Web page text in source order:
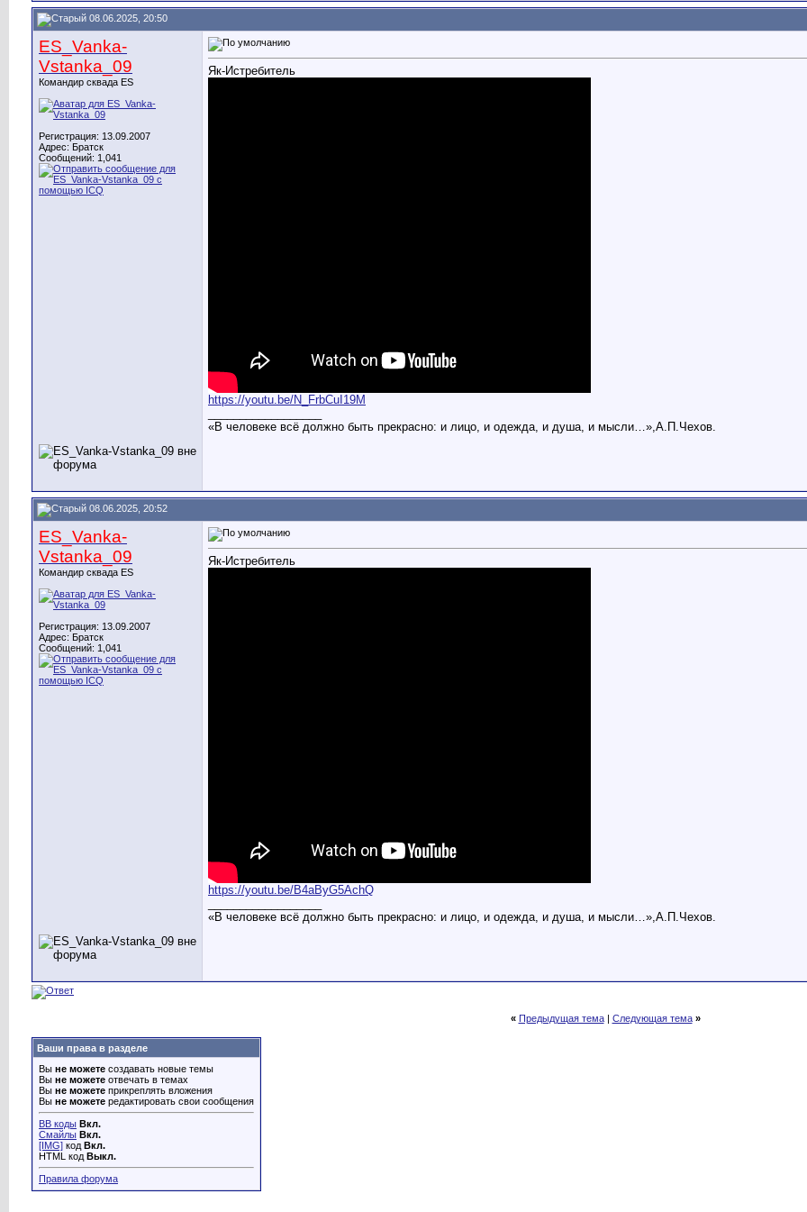
08.06.2025, 20:50
ES_Vanka-
Vstanka_09
Командир сквада ES
Регистрация: 13.09.2007
Адрес: Братск
Сообщений: 1,041
Як-Истребитель
https://youtu.be/N_FrbCuI19M
«В человеке всё должно быть прекрасно: и лицо, и одежда, и душа, и мысли…»,А.П.Чехов.
08.06.2025, 20:52
ES_Vanka-
Vstanka_09
Командир сквада ES
Регистрация: 13.09.2007
Адрес: Братск
Сообщений: 1,041
Як-Истребитель
https://youtu.be/B4aByG5AchQ
«В человеке всё должно быть прекрасно: и лицо, и одежда, и душа, и мысли…»,А.П.Чехов.
« Предыдущая тема| Следующая тема »
Ваши права в разделе
Вы не можете создавать новые темы
Вы не можете отвечать в темах
Вы не можете прикреплять вложения
Вы не можете редактировать свои сообщения
BB коды Вкл.
Смайлы Вкл.
[IMG] код Вкл.
HTML код Выкл.
Правила форума